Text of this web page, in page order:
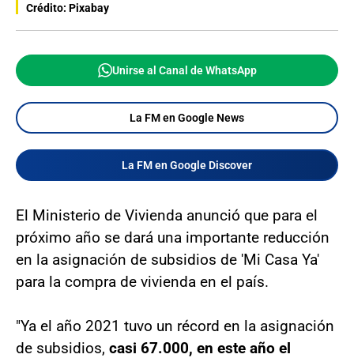
Crédito: Pixabay
Unirse al Canal de WhatsApp
La FM en Google News
La FM en Google Discover
El Ministerio de Vivienda anunció que para el
próximo año se dará una importante reducción
en la asignación de subsidios de 'Mi Casa Ya'
para la compra de vivienda en el país.
"Ya el año 2021 tuvo un récord en la asignación
de subsidios, casi 67.000, en este año el